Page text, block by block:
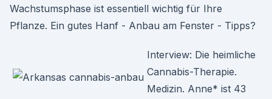
Wachstumsphase ist essentiell wichtig für Ihre
Pflanze. Ein gutes Hanf - Anbau am Fenster - Tipps?
Interview: Die heimliche
Cannabis-Therapie.
Medizin. Anne* ist 43